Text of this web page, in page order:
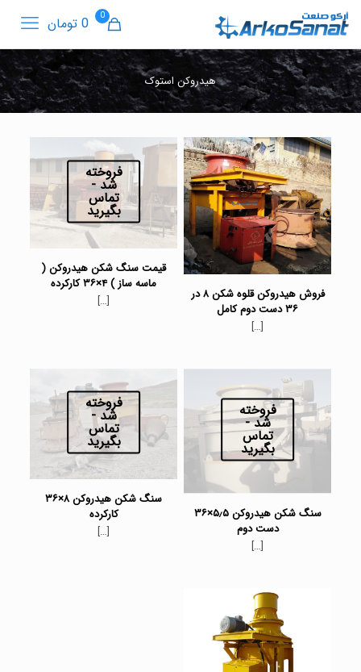
0 0 تومان
هیدروکن استوک
فروش هیدروکن قلوه شکن ۸ در
۳۶ دست دوم کامل
[…]
فروخته
شد -
تماس
بگیرید
قیمت سنگ شکن هیدروکن (
ماسه ساز ) ۴×۳۶ کارکرده
[…]
فروخته
شد -
تماس
بگیرید
سنگ شکن هیدروکن ۵٫۵×۳۶
دست دوم
[…]
فروخته
شد -
تماس
بگیرید
سنگ شکن هیدروکن ۸×۳۶
کارکرده
[…]